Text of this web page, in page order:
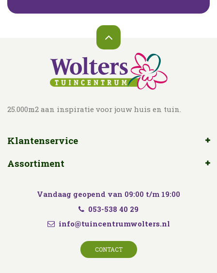
25.000m2 aan inspiratie voor jouw huis en tuin.
Klantenservice
Assortiment
Vandaag geopend van 09:00 t/m 19:00
053-538 40 29
info@tuincentrumwolters.nl
CONTACT